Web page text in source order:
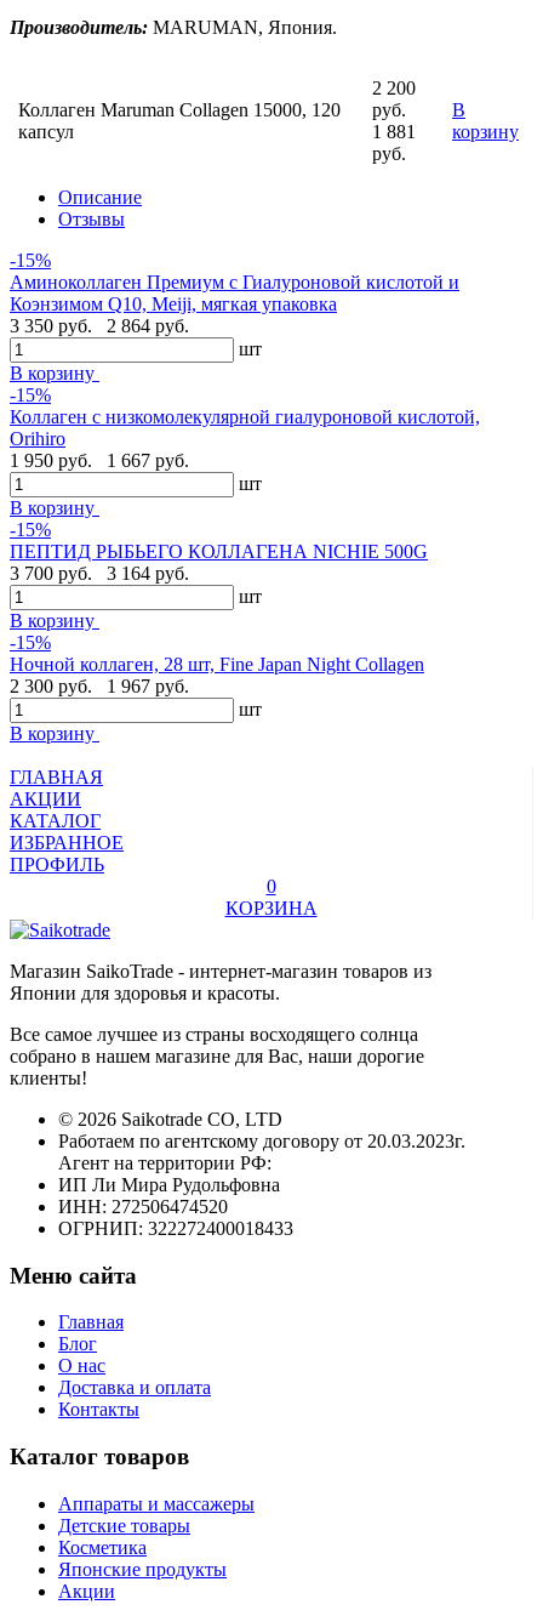
Производитель: MARUMAN, Япония.
Коллаген Maruman Collagen 15000, 120
капсул
2 200
руб.
1 881
руб.
В
корзину
Описание
Отзывы
-15%
Аминоколлаген Премиум c Гиалуроновой кислотой и
Коэнзимом Q10, Meiji, мягкая упаковка
3 350 руб.
2 864 руб.
шт
В корзину
-15%
Коллаген с низкомолекулярной гиалуроновой кислотой,
Orihiro
1 950 руб.
1 667 руб.
шт
В корзину
-15%
ПЕПТИД РЫБЬЕГО КОЛЛАГЕНА NICHIE 500G
3 700 руб.
3 164 руб.
шт
В корзину
-15%
Ночной коллаген, 28 шт, Fine Japan Night Collagen
2 300 руб.
1 967 руб.
шт
В корзину
ГЛАВНАЯ
АКЦИИ
КАТАЛОГ
ИЗБРАННОЕ
ПРОФИЛЬ
0
КОРЗИНА
Магазин SaikoTrade - интернет-магазин товаров из
Японии для здоровья и красоты.
Все самое лучшее из страны восходящего солнца
собрано в нашем магазине для Вас, наши дорогие
клиенты!
© 2026 Saikotrade CO, LTD
Работаем по агентскому договору от 20.03.2023г.
Агент на территории РФ:
ИП Ли Мира Рудольфовна
ИНН: 272506474520
ОГРНИП: 322272400018433
Меню сайта
Главная
Блог
О нас
Доставка и оплата
Контакты
Каталог товаров
Аппараты и массажеры
Детские товары
Косметика
Японские продукты
Акции